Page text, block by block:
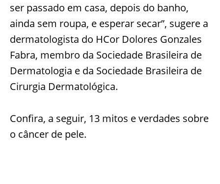
ser passado em casa, depois do banho,
ainda sem roupa, e esperar secar”, sugere a
dermatologista do HCor Dolores Gonzales
Fabra, membro da Sociedade Brasileira de
Dermatologia e da Sociedade Brasileira de
Cirurgia Dermatológica.
Confira, a seguir, 13 mitos e verdades sobre
o câncer de pele.